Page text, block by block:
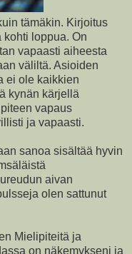
tämäkin. Kirjoitus
loppua. On
vapaasti aiheesta
väliltä. Asioiden
ei ole kaikkien
kynän kärjellä
vapaus
ja vapaasti.
sanoa sisältää hyvin
aivan
olen sattunut
Mielipiteitä ja
on näkemykseni ja